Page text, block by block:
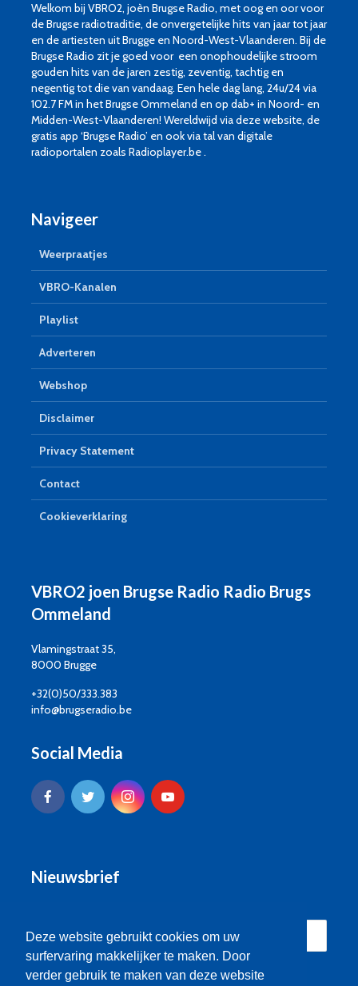
Deze website gebruikt cookies om uw
surfervaring makkelijker te maken. Door
verder gebruik te maken van deze website
Welkom bij VBRO2, joèn Brugse Radio, met oog en oor voor
de Brugse radiotraditie, de onvergetelijke hits van jaar tot jaar
en de artiesten uit Brugge en Noord-West-Vlaanderen. Bij de
Brugse Radio zit je goed voor een onophoudelijke stroom
gouden hits van de jaren zestig, zeventig, tachtig en
negentig tot die van vandaag. Een hele dag lang, 24u/24 via
102.7 FM in het Brugse Ommeland en op dab+ in Noord- en
Midden-West-Vlaanderen! Wereldwijd via deze website, de
gratis app ‘Brugse Radio’ en ook via tal van digitale
radioportalen zoals Radioplayer.be .
Navigeer
Weerpraatjes
VBRO-Kanalen
Playlist
Adverteren
Webshop
Disclaimer
Privacy Statement
Contact
Cookieverklaring
VBRO2 joen Brugse Radio Radio Brugs
Ommeland
Vlamingstraat 35,
8000 Brugge
+32(0)50/333.383
info@brugseradio.be
Social Media
Nieuwsbrief